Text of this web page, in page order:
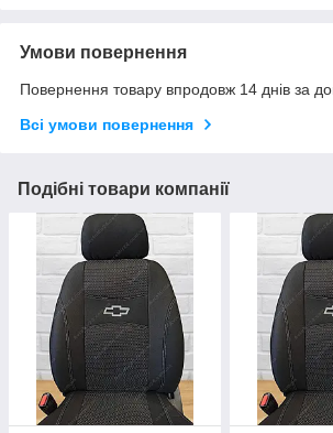
Умови повернення
Повернення товару впродовж 14 днів за
Всі умови повернення
Подібні товари компанії